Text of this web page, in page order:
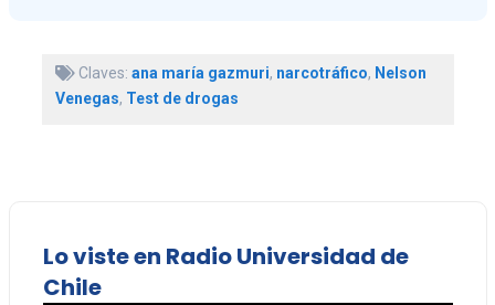
Claves: ana maría gazmuri, narcotráfico, Nelson
Venegas, Test de drogas
Lo viste en Radio Universidad de
Chile